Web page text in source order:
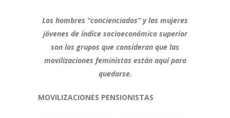
Los hombres “concienciados” y las mujeres
jóvenes de índice socioeconómico superior
son los grupos que consideran que las
movilizaciones feministas están aquí para
quedarse.
MOVILIZACIONES PENSIONISTAS